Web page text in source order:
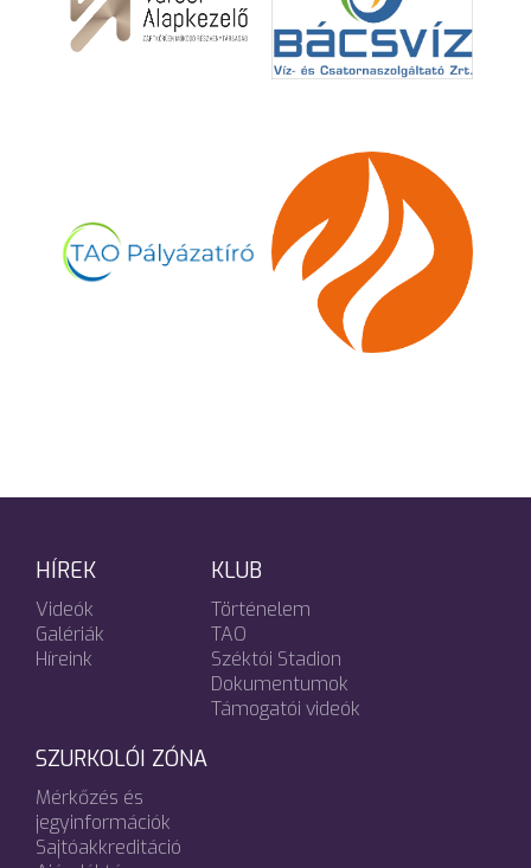
HÍREK
Videók
Galériák
Híreink
KLUB
Történelem
TAO
Széktói Stadion
Dokumentumok
Támogatói videók
SZURKOLÓI ZÓNA
Mérkőzés és
jegyinformációk
Sajtóakkreditáció